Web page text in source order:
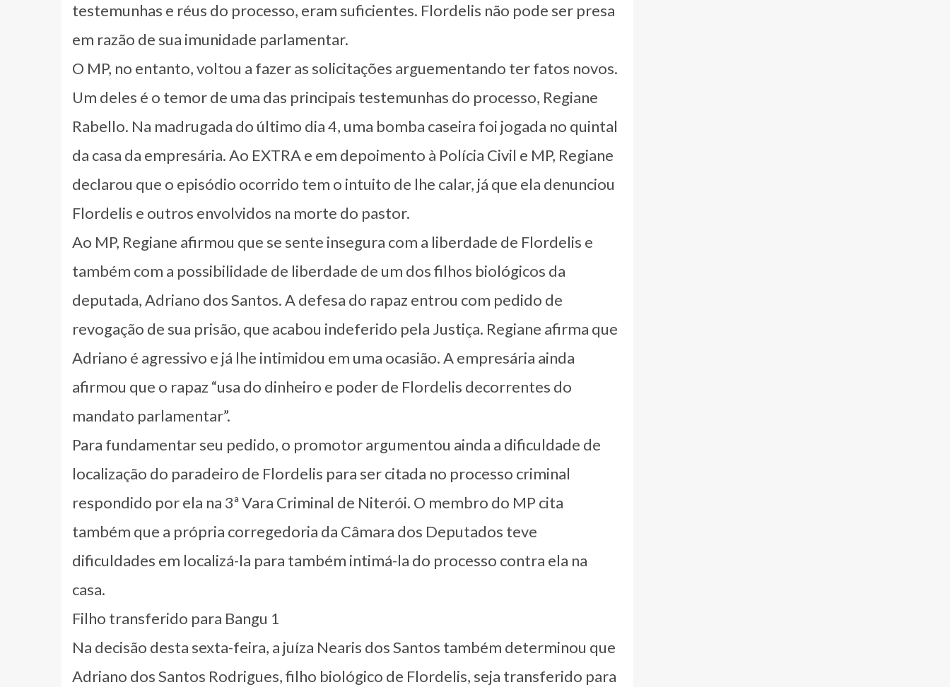
testemunhas e réus do processo, eram suficientes. Flordelis não pode ser presa
em razão de sua imunidade parlamentar.
O MP, no entanto, voltou a fazer as solicitações arguementando ter fatos novos.
Um deles é o temor de uma das principais testemunhas do processo, Regiane
Rabello. Na madrugada do último dia 4, uma bomba caseira foi jogada no quintal
da casa da empresária. Ao EXTRA e em depoimento à Polícia Civil e MP, Regiane
declarou que o episódio ocorrido tem o intuito de lhe calar, já que ela denunciou
Flordelis e outros envolvidos na morte do pastor.
Ao MP, Regiane afirmou que se sente insegura com a liberdade de Flordelis e
também com a possibilidade de liberdade de um dos filhos biológicos da
deputada, Adriano dos Santos. A defesa do rapaz entrou com pedido de
revogação de sua prisão, que acabou indeferido pela Justiça. Regiane afirma que
Adriano é agressivo e já lhe intimidou em uma ocasião. A empresária ainda
afirmou que o rapaz “usa do dinheiro e poder de Flordelis decorrentes do
mandato parlamentar”.
Para fundamentar seu pedido, o promotor argumentou ainda a dificuldade de
localização do paradeiro de Flordelis para ser citada no processo criminal
respondido por ela na 3ª Vara Criminal de Niterói. O membro do MP cita
também que a própria corregedoria da Câmara dos Deputados teve
dificuldades em localizá-la para também intimá-la do processo contra ela na
casa.
Filho transferido para Bangu 1
Na decisão desta sexta-feira, a juíza Nearis dos Santos também determinou que
Adriano dos Santos Rodrigues, filho biológico de Flordelis, seja transferido para